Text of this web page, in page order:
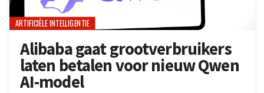
ARTIFICIËLE INTELLIGENTIE
Alibaba gaat grootverbruikers
laten betalen voor nieuw Qwen
AI-model